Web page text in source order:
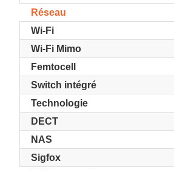
Réseau
Wi-Fi
Wi-Fi Mimo
Femtocell
Switch intégré
Technologie
DECT
NAS
Sigfox